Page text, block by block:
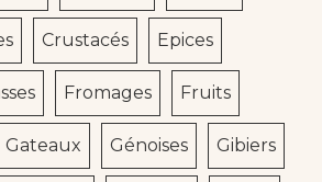
Crustacés Epices
Fromages Fruits
Gateaux Génoises Gibiers